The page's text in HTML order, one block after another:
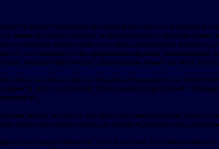
за рамки строительства очередного жилого
развитие туристической инфраструктуры и
территориях способны существенно изменить
за последние годы продемонстрировала значительный
который фактически сформировал новый сегмент
всегда условны. Однако практика показывает, что
проекта, но и на развитие прилегающих территорий.
рынка не просто как крупный девелоперский проект,
развитию премиального сегмента недвижимости,
объектом, но и фактором, способным